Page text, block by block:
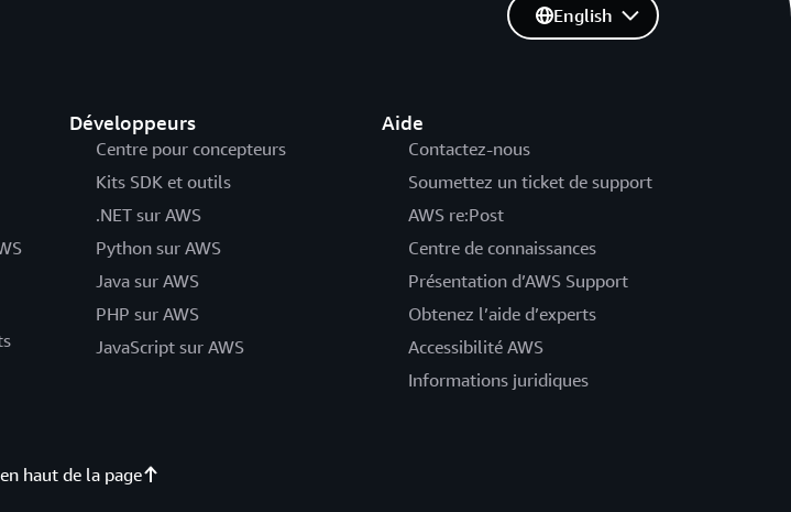
Développeurs
Centre pour concepteurs
Kits SDK et outils
.NET sur AWS
Python sur AWS
Java sur AWS
PHP sur AWS
JavaScript sur AWS
Aide
Contactez-nous
Soumettez un ticket de support
AWS re:Post
Centre de connaissances
Présentation d’AWS Support
Obtenez l’aide d’experts
Accessibilité AWS
Informations juridiques
English
haut de la page